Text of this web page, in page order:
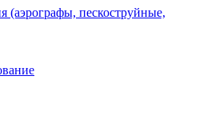
(аэрографы, пескоструйные,